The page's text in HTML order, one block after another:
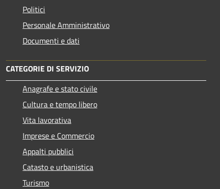
Politici
Personale Amministrativo
Documenti e dati
CATEGORIE DI SERVIZIO
Anagrafe e stato civile
Cultura e tempo libero
Vita lavorativa
Imprese e Commercio
Appalti pubblici
Catasto e urbanistica
Turismo